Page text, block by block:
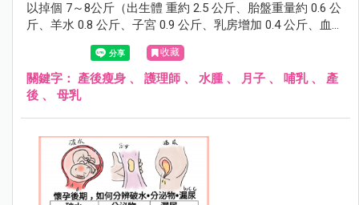
以掉個 7～8公斤（出生體 重約 2.5 公斤、胎盤重量約 0.6 公
斤、羊水 0.8 公斤、子宮 0.9 公斤、乳房增加 0.4 公斤、血液
增加 1.2 公斤、其他細胞外液增加 1 公斤= 7.4 公斤），結果
發現完全沒掉反增重不少，回到月子中心量測竟胖了1～2公
斤， 10 天離開月中到娘家繼續坐月子，體重更是爆衝增加4
～5公斤，外加產後會有水腫，整個人已經無法恢復到之前
收藏
關鍵字： 產後瘦身 、 護理師 、 水腫、 月子 、 哺乳、 產
後 、 母乳